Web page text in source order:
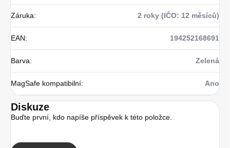
Záruka: 2 roky (IČO: 12 měsíců)
EAN: 194252168691
Barva: Zelená
MagSafe kompatibilní: Ano
Diskuze
Buďte první, kdo napíše příspěvek k této položce.